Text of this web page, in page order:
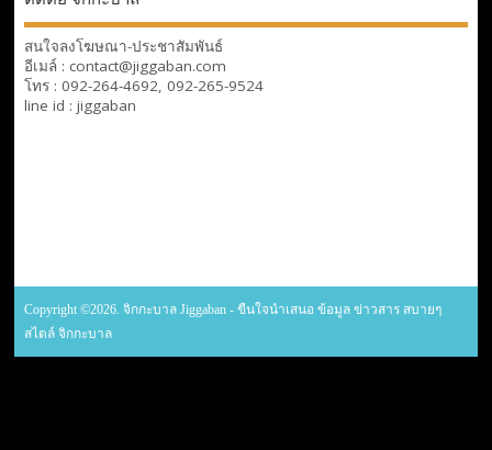
สนใจลงโฆษณา-ประชาสัมพันธ์
อีเมล์ : contact@jiggaban.com
โทร : 092-264-4692, 092-265-9524
line id : jiggaban
Copyright ©2026. จิกกะบาล Jiggaban - ขืนใจนำเสนอ ข้อมูล ข่าวสาร สบายๆ
สไตล์ จิกกะบาล